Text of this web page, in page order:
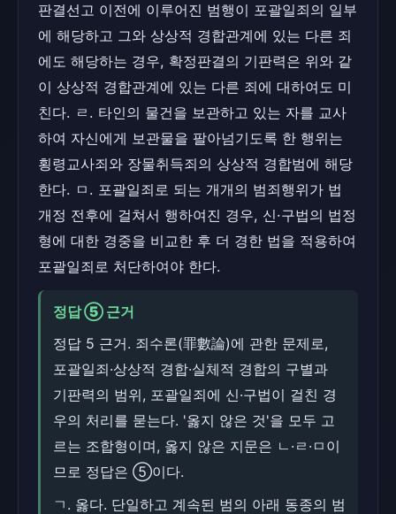
판결선고 이전에 이루어진 범행이 포괄일죄의 일부
에 해당하고 그와 상상적 경합관계에 있는 다른 죄
에도 해당하는 경우, 확정판결의 기판력은 위와 같
이 상상적 경합관계에 있는 다른 죄에 대하여도 미
친다. ㄹ. 타인의 물건을 보관하고 있는 자를 교사
하여 자신에게 보관물을 팔아넘기도록 한 행위는
횡령교사죄와 장물취득죄의 상상적 경합범에 해당
한다. ㅁ. 포괄일죄로 되는 개개의 범죄행위가 법
개정 전후에 걸쳐서 행하여진 경우, 신·구법의 법정
형에 대한 경중을 비교한 후 더 경한 법을 적용하여
포괄일죄로 처단하여야 한다.
정답 ⑤ 근거
정답 5 근거. 죄수론(罪數論)에 관한 문제로,
포괄일죄·상상적 경합·실체적 경합의 구별과
기판력의 범위, 포괄일죄에 신·구법이 걸친 경
우의 처리를 묻는다. '옳지 않은 것'을 모두 고
르는 조합형이며, 옳지 않은 지문은 ㄴ·ㄹ·ㅁ이
므로 정답은 ⑤이다.
ㄱ. 옳다. 단일하고 계속된 범의 아래 동종의 범